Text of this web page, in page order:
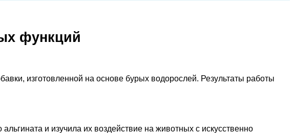
функций
изготовленной на основе бурых водорослей. Результаты работы
и изучила их воздействие на животных с искусственно